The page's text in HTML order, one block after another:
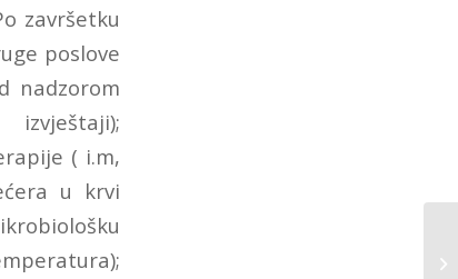
završetku
poslove
nadzorom
( i.m,
u krvi